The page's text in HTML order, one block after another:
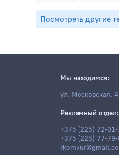
Посмотреть другие
Мы находимся:
ул. Московская,
Рекламный отдел:
+375 (225) 72-01-
+375 (225) 77-79-